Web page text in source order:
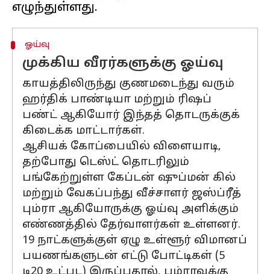
ஓய்வு
முக்கிய வீரர்களுக்கு ஓய்வு
காயத்திலிருந்து குணமடைந்து வரும்
ஹர்திக் பாண்டியா மற்றும் ரிஷப்
பண்ட் ஆகியோர் இந்தத் தொடருக்குக்
கிடைக்க மாட்டார்கள்.
ஆசியக் கோப்பையில் விளையாடி,
தற்போது டெஸ்ட் தொடரிலும்
பங்கேற்றுள்ள கேப்டன் ஷுப்மன் கில்
மற்றும் வேகப்பந்து வீச்சாளர் ஜஸ்ப்ரீத்
பும்ரா ஆகியோருக்கு ஓய்வு அளிக்கும்
எண்ணத்தில் தேர்வாளர்கள் உள்ளனர்.
19 நாட்களுக்குள் ஏழு உள்ளூர் விமானப்
பயணங்களுடன் எட்டு போட்டிகள் (5